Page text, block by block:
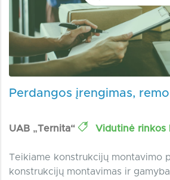
Perdangos įrengimas,
UAB „Ternita“ Vidutinė rinkos
Teikiame konstrukcijų montavimo
konstrukcijų montavimas ir